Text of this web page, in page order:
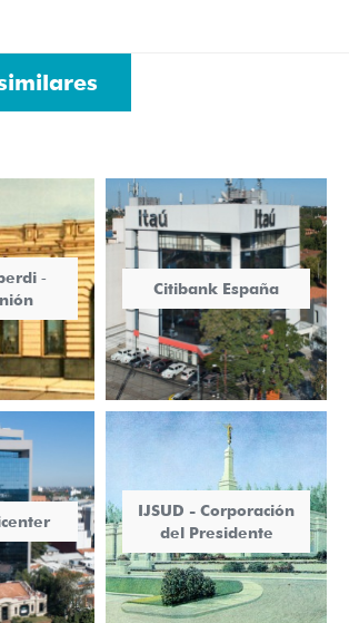
‐
Citibank España
IJSUD - Corporación
del Presidente